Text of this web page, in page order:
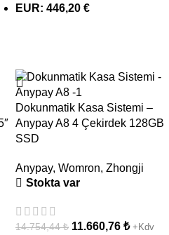
EUR: 446,20 €
Dokunmatik Kasa Sistemi –
Anypay A8 4 Çekirdek 128GB
SSD
Anypay, Womron, Zhongji
Stokta var
14.754,44₺ 11.660,76 ₺ +Kdv